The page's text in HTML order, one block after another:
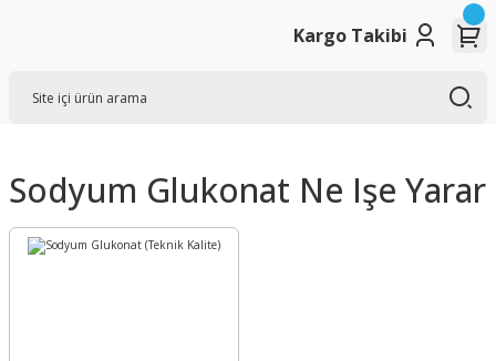
Kargo Takibi
Sodyum Glukonat Ne Işe Yarar